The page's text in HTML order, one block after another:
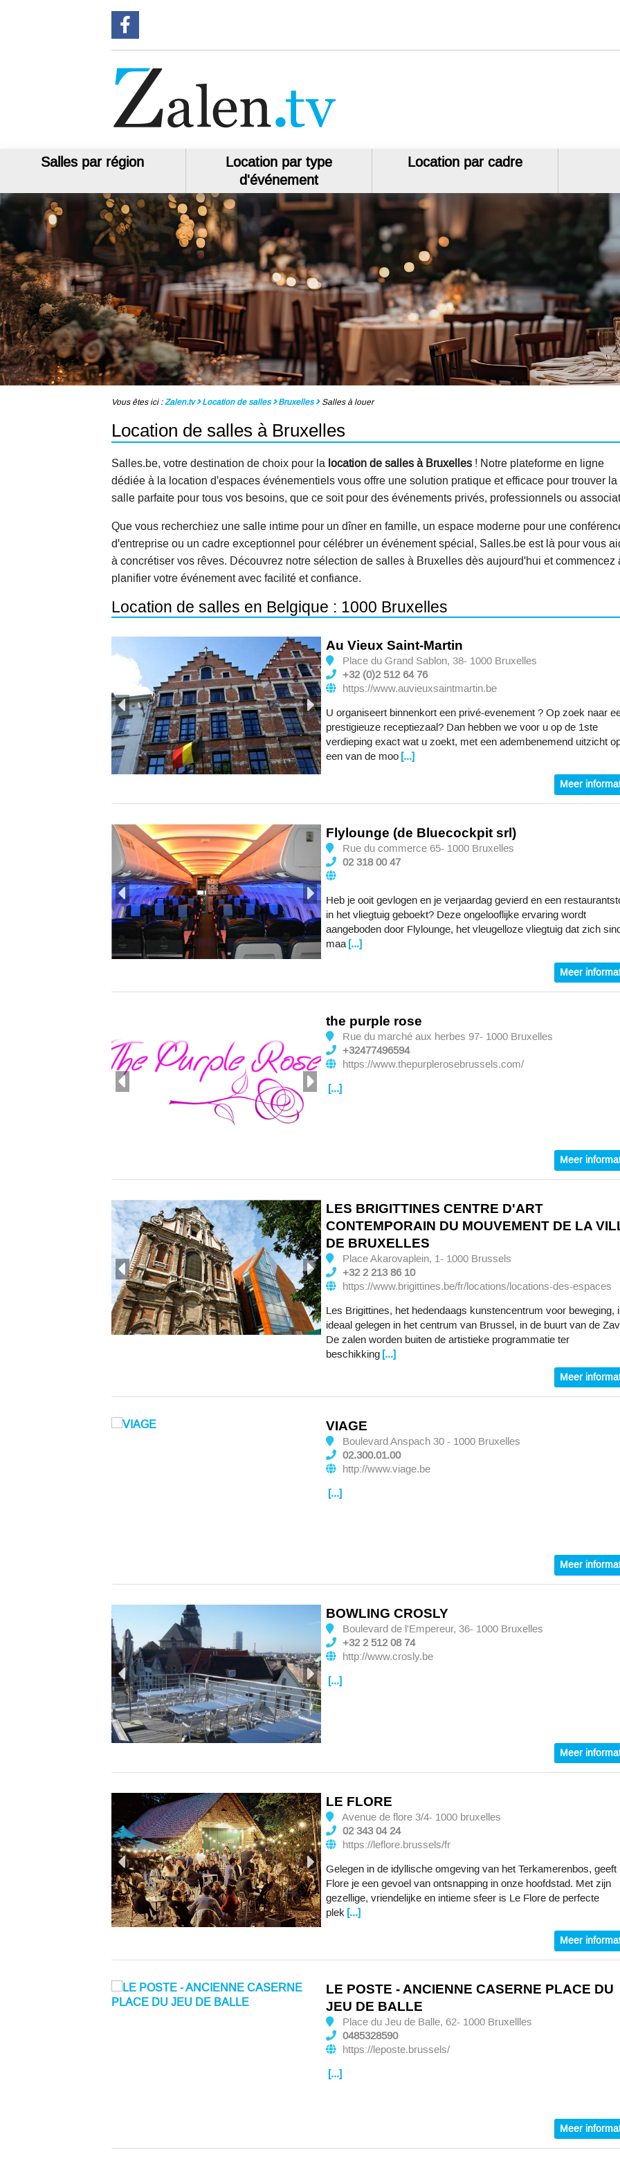
Salles par région
Location par type
d'événement
Location par cadre
Vous êtes ici :Zalen.tv Location de salles Bruxelles Salles à louer
Location de salles à Bruxelles
Salles.be, votre destination de choix pour la location de salles à Bruxelles ! Notre plateforme en ligne
dédiée à la location d'espaces événementiels vous offre une solution pratique et efficace pour trouver la
salle parfaite pour tous vos besoins, que ce soit pour des événements privés, professionnels ou
Que vous recherchiez une salle intime pour un dîner en famille, un espace moderne pour une
d'entreprise ou un cadre exceptionnel pour célébrer un événement spécial, Salles.be est là pour vous
à concrétiser vos rêves. Découvrez notre sélection de salles à Bruxelles dès aujourd'hui et commencez
planifier votre événement avec facilité et confiance.
Location de salles en Belgique : 1000 Bruxelles
Au Vieux Saint-Martin
Place du Grand Sablon, 38- 1000 Bruxelles
+32 (0)2 512 64 76
https://www.auvieuxsaintmartin.be
U organiseert binnenkort een privé-evenement ? Op zoek naar
prestigieuze receptiezaal? Dan hebben we voor u op de 1ste
verdieping exact wat u zoekt, met een adembenemend uitzicht
een van de moo [...]
Meer
Flylounge (de Bluecockpit srl)
Rue du commerce 65- 1000 Bruxelles
02 318 00 47
Heb je ooit gevlogen en je verjaardag gevierd en een
in het vliegtuig geboekt? Deze ongelooflijke ervaring wordt
aangeboden door Flylounge, het vleugelloze vliegtuig dat zich
maa[...]
Meer
the purple rose
Rue du marché aux herbes 97- 1000 Bruxelles
+32477496594
https://www.thepurplerosebrussels.com/
[...]
Meer
LES BRIGITTINES CENTRE D'ART
CONTEMPORAIN DU MOUVEMENT DE LA
DE BRUXELLES
Place Akarovaplein, 1- 1000 Brussels
+32 2 213 86 10
https://www.brigittines.be/fr/locations/locations-des-espaces
Les Brigittines, het hedendaags kunstencentrum voor beweging,
ideaal gelegen in het centrum van Brussel, in de buurt van de
De zalen worden buiten de artistieke programmatie ter
beschikking [...]
Meer
VIAGE
Boulevard Anspach 30 - 1000 Bruxelles
02.300.01.00
http://www.viage.be
[...]
Meer
BOWLING CROSLY
Boulevard de l'Empereur, 36- 1000 Bruxelles
+32 2 512 08 74
http://www.crosly.be
[...]
Meer
LE FLORE
Avenue de flore 3/4- 1000 bruxelles
02 343 04 24
https://leflore.brussels/fr
Gelegen in de idyllische omgeving van het Terkamerenbos, geeft
Flore je een gevoel van ontsnapping in onze hoofdstad. Met zijn
gezellige, vriendelijke en intieme sfeer is Le Flore de perfecte
plek [...]
Meer
LE POSTE - ANCIENNE CASERNE PLACE DU
JEU DE BALLE
Place du Jeu de Balle, 62- 1000 Bruxellles
0485328590
https://leposte.brussels/
[...]
Meer